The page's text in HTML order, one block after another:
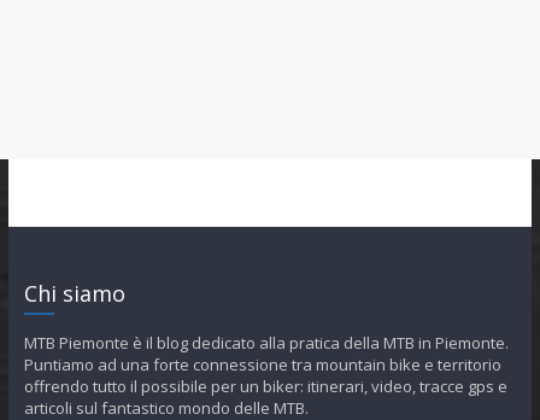
Chi siamo
MTB Piemonte è il blog dedicato alla pratica della MTB in Piemonte.
Puntiamo ad una forte connessione tra mountain bike e territorio
offrendo tutto il possibile per un biker: itinerari, video, tracce gps e
articoli sul fantastico mondo delle MTB.